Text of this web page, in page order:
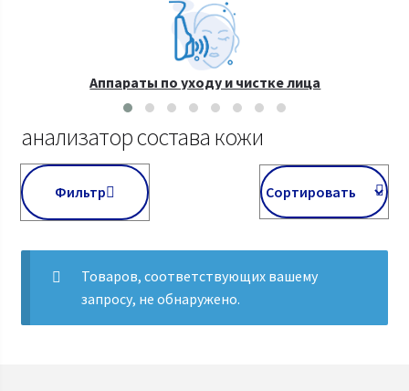
Аппараты по уходу и чистке лица
анализатор состава кожи
Фильтр
Товаров, соответствующих вашему
запросу, не обнаружено.